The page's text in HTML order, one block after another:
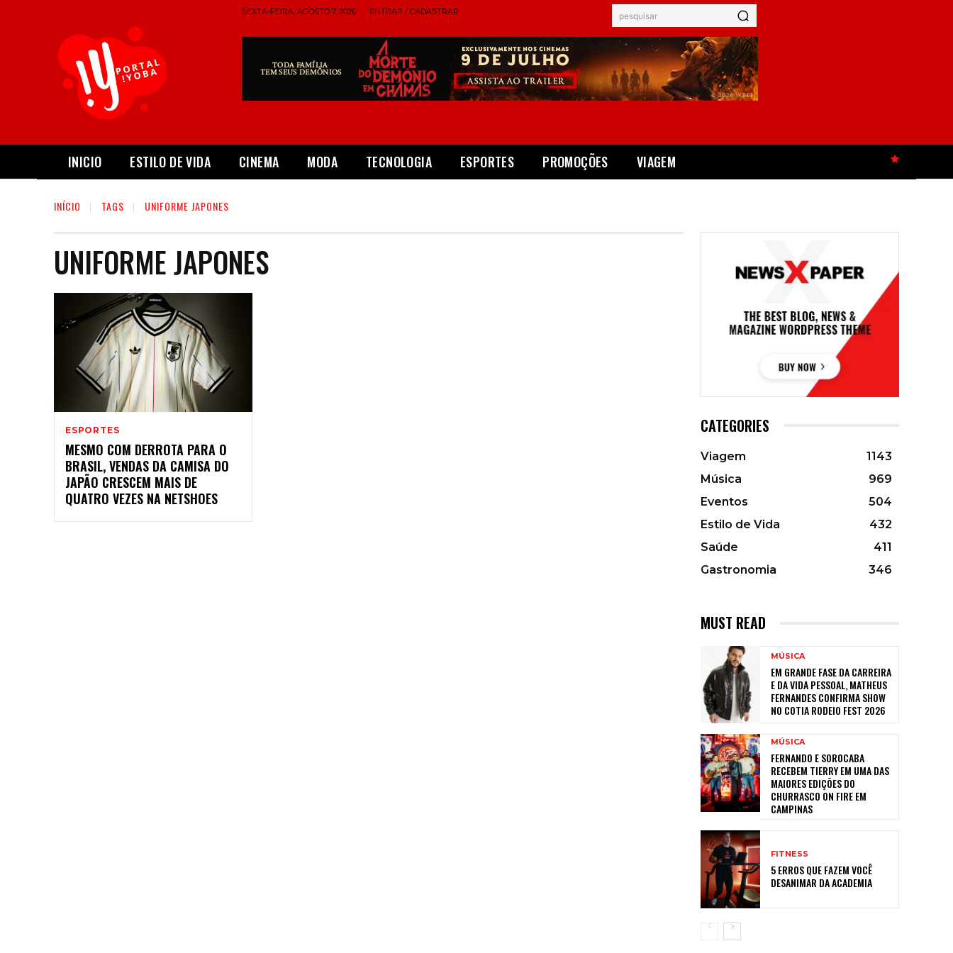
SEXTA-FEIRA, AGOSTO 7, 2026 ENTRAR / CADASTRAR pesquisar
INICIO ESTILO DE VIDA CINEMA MODA TECNOLOGIA ESPORTES PROMOÇÕES VIAGEM
INÍCIO TAGS UNIFORME JAPONES
UNIFORME JAPONES
ESPORTES
MESMO COM DERROTA PARA O
BRASIL, VENDAS DA CAMISA DO
JAPÃO CRESCEM MAIS DE
QUATRO VEZES NA NETSHOES
CATEGORIES
Viagem
1143
Música
969
Eventos
504
Estilo de Vida
432
Saúde
411
Gastronomia
346
MUST READ
MÚSICA
EM GRANDE FASE DA CARREIRA
E DA VIDA PESSOAL, MATHEUS
FERNANDES CONFIRMA SHOW
NO COTIA RODEIO FEST 2026
MÚSICA
FERNANDO E SOROCABA
RECEBEM TIERRY EM UMA DAS
MAIORES EDIÇÕES DO
CHURRASCO ON FIRE EM
CAMPINAS
FITNESS
5 ERROS QUE FAZEM VOCÊ
DESANIMAR DA ACADEMIA